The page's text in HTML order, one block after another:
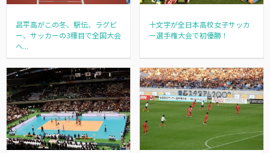
昌平高がこの冬、駅伝、ラグビ
ー、サッカーの3種目で全国大会
へ...
十文字が全日本高校女子サッカ
ー選手権大会で初優勝！